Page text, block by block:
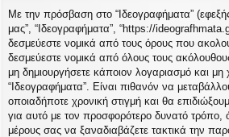
συ
νδ
έσ
εις
σε
ις
Με την πρόσβαση στο “Ιδεογραφήματα” (εφεξής
μας”, “Ιδεογραφήματα”, “https://
δεσμεύεστε νομικά από τους όρους που
δεσμεύεστε νομικά από όλους τους
μη δημιουργήσετε κάποιον λογαριασμό και μη
“Ιδεογραφήματα”. Είναι πιθανόν να
οποιαδήποτε χρονική στιγμή και θα
για αυτό με τον προσφορότερο δυνατό τρόπο,
μέρους σας να ξαναδιαβάζετε τακτικά την